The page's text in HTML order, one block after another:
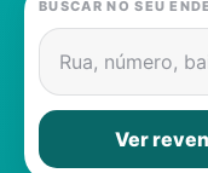
Contatos
BUSCAR NO SEU
Rua, número,
Ver